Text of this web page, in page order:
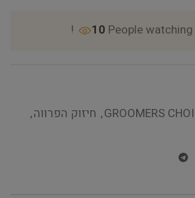
10 People
GROOMERS
, חיזוק הפרווה,